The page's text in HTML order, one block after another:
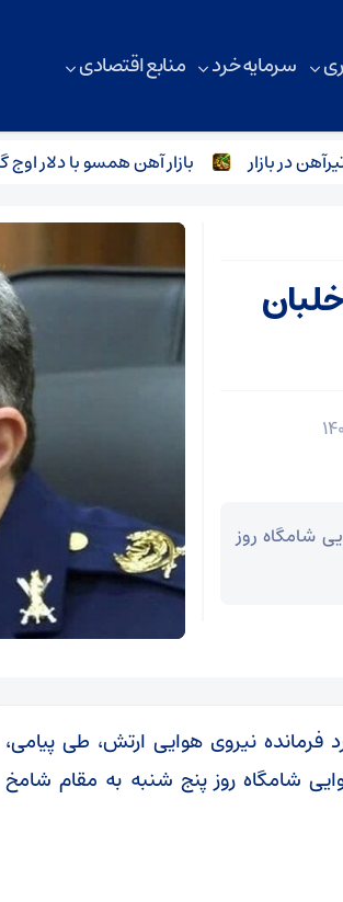
سرمایه خرد منابع اقتصادی
بازار بازار آهن همسو با دلار اوج گرفت
شامگاه روز
نیروی هوایی ارتش، طی پیامی،
شامگاه روز پنج شنبه به مقام شامخ